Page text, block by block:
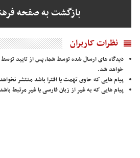
بازگشت به صفحه
نظرات کاربران
دیدگاه های ارسال شده توسط شما، پس از تایید
خواهد شد.
پیام هایی که حاوی تهمت یا افترا باشد منتشر
پیام هایی که به غیر از زبان فارسی یا غیر مرتبط